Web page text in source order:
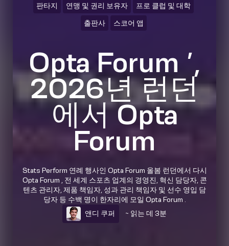
판타지 연맹 및 권리 보유자 프로 클럽 및 대학
출판사 스코어 앱
Opta Forum ’,
2026년 런던
에서 Opta
Forum
Stats Perform 연례 행사인 Opta Forum 올봄 런던에서 다시
Opta Forum , 전 세계 스포츠 업계의 경영진, 혁신 담당자, 콘
텐츠 관리자, 제품 책임자, 성과 관리 책임자 및 선수 영입 담
당자 등 수백 명이 한자리에 모일 Opta Forum .
앤디 쿠퍼
~ 읽는 데 3분